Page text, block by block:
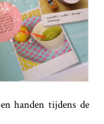
handen tijdens de